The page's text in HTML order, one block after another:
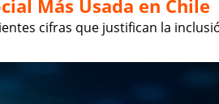
Más Usada en Chile
cifras que justifican la